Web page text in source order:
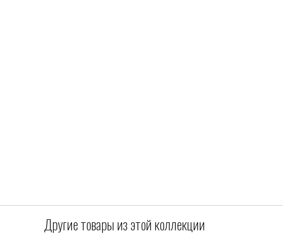
Другие товары из этой коллекции